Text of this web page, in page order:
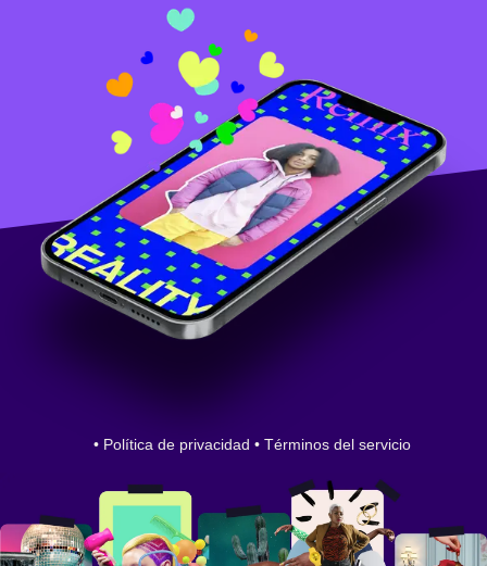
• Política de privacidad • Términos del servicio